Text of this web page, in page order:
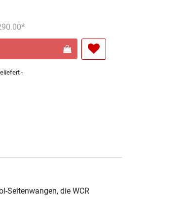
von An
-
Seitenwangen, die WCR